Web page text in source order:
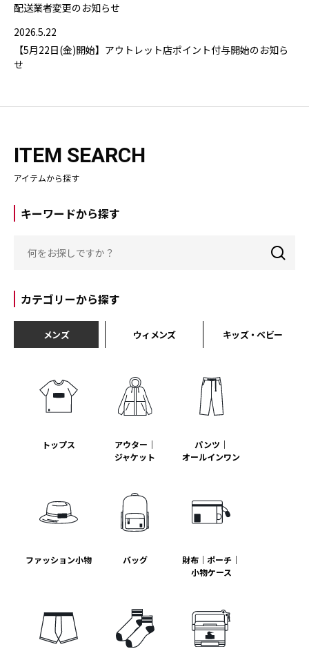
配送業者変更のお知らせ
2026.5.22
【5月22日(金)開始】アウトレット店ポイント付与開始のお知ら
せ
ITEM SEARCH
アイテムから探す
キーワードから探す
カテゴリーから探す
メンズ ウィメンズ キッズ・ベビー
トップス
アウター｜
ジャケット
パンツ｜
オールインワン
ファッション小物 バッグ
財布｜ポーチ｜
小物ケース